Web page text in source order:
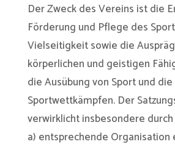
Der Zweck des Vereins ist die
Förderung und Pflege des
Vielseitigkeit sowie die
körperlichen und geistigen
die Ausübung von Sport und
Sportwettkämpfen. Der
verwirklicht insbesondere
a) entsprechende Organisation